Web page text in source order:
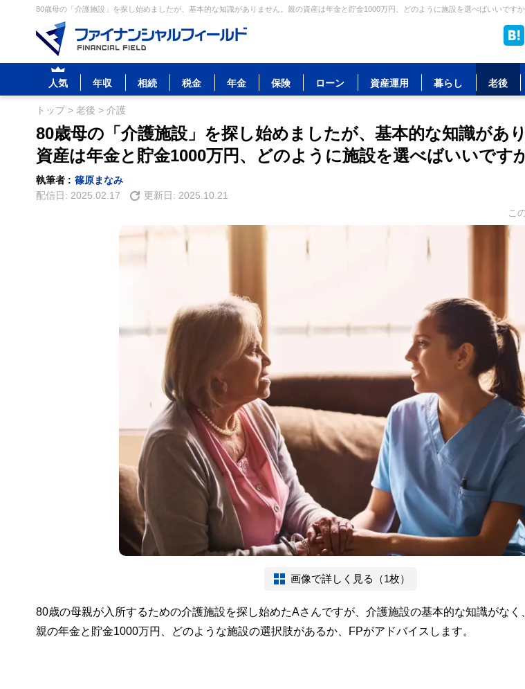
80歳母の「介護施設」を探し始めましたが、基本的な知識がありません。親の資産は年金と貯金1000万円、どのように施設を選べばいいです
人気 年収 相続 税金 年金 保険 ローン 資産運用 暮らし 老後
トップ> 老後 > 介護
80歳母の「介護施設」を探し始めましたが、基本的な知識があ
資産は年金と貯金1000万円、どのように施設を選べばいいです
執筆者 : 篠原まなみ
配信日: 2025.02.17 更新日: 2025.10.21
こ
画像で詳しく見る（1枚）
80歳の母親が入所するための介護施設を探し始めたAさんですが、介護施設の基本的な知識がなく
親の年金と貯金1000万円、どのような施設の選択肢があるか、FPがアドバイスします。